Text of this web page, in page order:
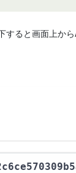
ると画面上